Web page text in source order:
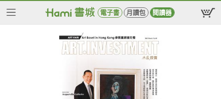
電子書 月讀包 閱讀器